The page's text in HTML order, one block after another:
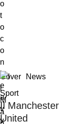
Cover
News
Sport
Il Manchester
United